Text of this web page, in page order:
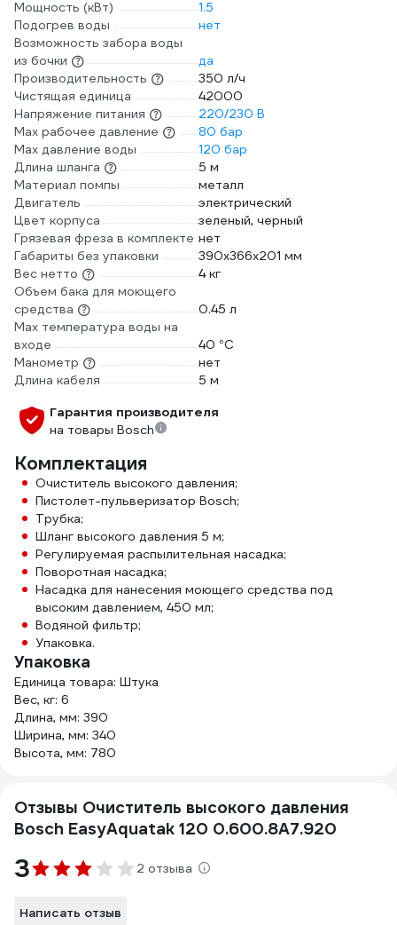
Мощность (кВт)
1.5
Подогрев воды
нет
Возможность забора воды
из бочки
да
Производительность
350 л/ч
Чистящая единица
42000
Напряжение питания
220/230 В
Мах рабочее давление
80 бар
Max давление воды
120 бар
Длина шланга
5 м
Материал помпы
металл
Двигатель
электрический
Цвет корпуса
зеленый, черный
Грязевая фреза в комплекте нет
Габариты без упаковки
390х366х201 мм
Вес нетто
4 кг
Объем бака для моющего
средства
0.45 л
Max температура воды на
входе
40 °С
Манометр
нет
Длина кабеля
5 м
Гарантия производителя
на товары Bosch
Комплектация
Очиститель высокого давления;
Пистолет-пульверизатор Bosch;
Трубка;
Шланг высокого давления 5 м;
Регулируемая распылительная насадка;
Поворотная насадка;
Насадка для нанесения моющего средства под
высоким давлением, 450 мл;
Водяной фильтр;
Упаковка.
Упаковка
Единица товара: Штука
Вес, кг: 6
Длина, мм: 390
Ширина, мм: 340
Высота, мм: 780
Отзывы Очиститель высокого давления
Bosch EasyAquatak 120 0.600.8A7.920
3 2 отзыва
Написать отзыв